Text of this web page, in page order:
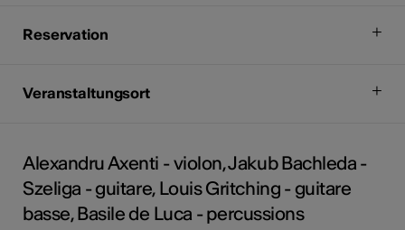
Reservation
Veranstaltungsort
Alexandru Axenti - violon, Jakub Bachleda -
Szeliga - guitare, Louis Gritching - guitare
basse, Basile de Luca - percussions